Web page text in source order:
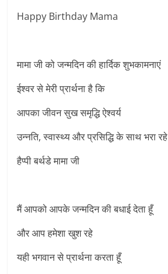
Happy Birthday Mama
मामा जी को जन्मदिन की हार्दिक शुभकामनाएं
ईश्वर से मेरी प्रार्थना है कि
आपका जीवन सुख समृद्धि ऐश्वर्य
उन्नति, स्वास्थ्य और प्रसिद्धि के साथ भरा रहे
हैप्पी बर्थडे मामा जी
मैं आपको आपके जन्मदिन की बधाई देता हूँ
और आप हमेशा खुश रहे
यही भगवान से प्रार्थना करता हूँ